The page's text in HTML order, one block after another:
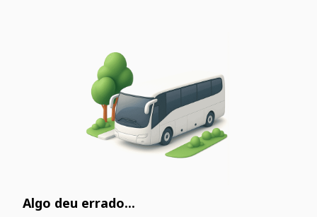
Algo deu errado...